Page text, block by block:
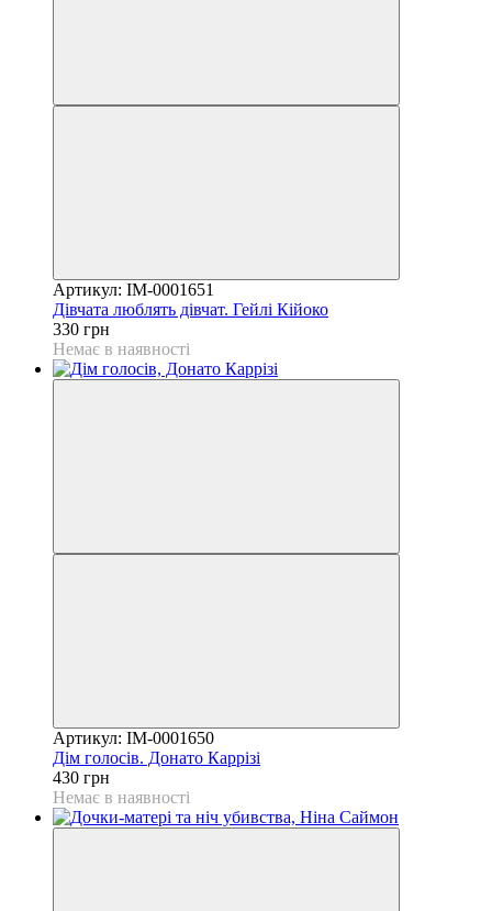
Артикул: IM-0001651
Дівчата люблять дівчат. Гейлі Кійоко
330 грн
Немає в наявності
Артикул: IM-0001650
Дім голосів. Донато Каррізі
430 грн
Немає в наявності